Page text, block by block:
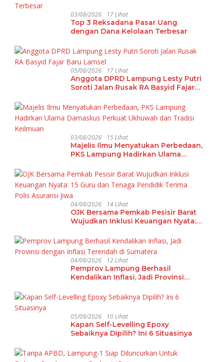
03/08/2026 17 Lihat
Top 3 Reksadana Pasar Uang
dengan Dana Kelolaan Terbesar
05/08/2026 17 Lihat
Anggota DPRD Lampung Lesty Putri
Soroti Jalan Rusak RA Basyid Fajar
03/08/2026 15 Lihat
Majelis Ilmu Menyatukan Perbedaan,
PKS Lampung Hadirkan Ulama
Tradisi Keilmuan
04/08/2026 14 Lihat
OJK Bersama Pemkab Pesisir Barat
Wujudkan Inklusi Keuangan Nyata:
Polis Asuransi Jiwa
04/08/2026 12 Lihat
Pemprov Lampung Berhasil
Kendalikan Inflasi, Jadi Provinsi
Sumatera
05/08/2026 10 Lihat
Kapan Self-Levelling Epoxy
Sebaiknya Dipilih? Ini 6 Situasinya